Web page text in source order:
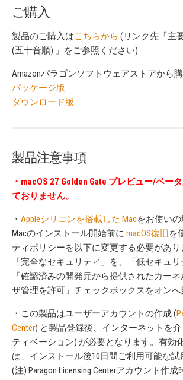
ご購入
製品のご購入はこちらから (リンク先「主
(五十音順) 」をご参照ください)
Amazonパラゴンソフトウェアストアから
パッケージ版
ダウンロード版
製品注意事項
・ macOS 27 Golden Gate プレビュー/ベー
ておりません。
・ Appleシリコンを搭載した Macをお使いの
Macのインストール開始前に macOS復旧 を
ティポリシーを以下に変更する必要があり
「完全なセキュリティ」を、「低セキュ
「確認済みの開発元から提供されたカー
ザ管理を許可」チェックボックスをオンへ
・この製品はユーザーアカウントの作成 (
Center) と製品登録後、インターネットを
ティベーション) が必要となります。有効
は、インストール後10日間ご利用可能な試
(注) Paragon Licensing Centerアカウント作成